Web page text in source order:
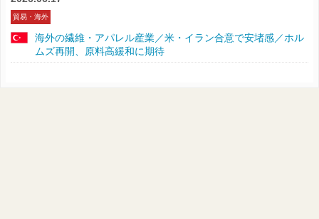
貿易・海外
海外の繊維・アパレル産業／米・イラン合意で安堵感／ホル
ムズ再開、原料高緩和に期待